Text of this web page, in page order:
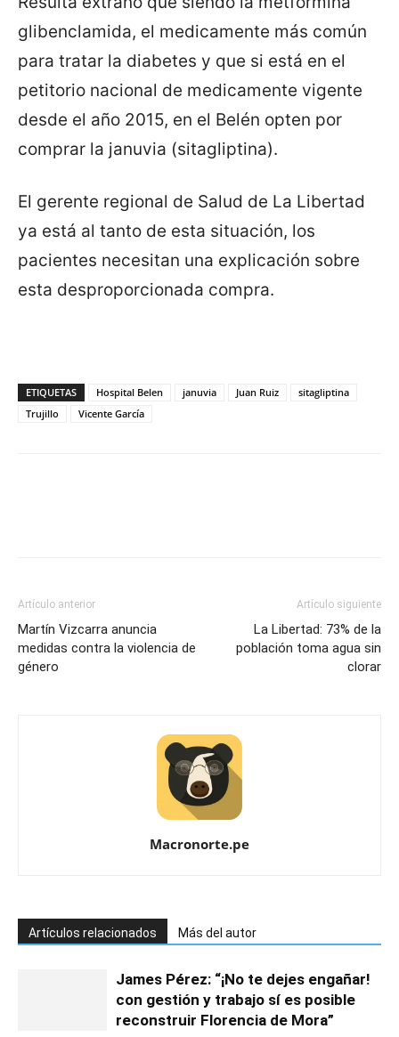
glibenclamida, el medicamente más común
para tratar la diabetes y que si está en el
petitorio nacional de medicamente vigente
desde el año 2015, en el Belén opten por
comprar la januvia (sitagliptina).
El gerente regional de Salud de La Libertad
ya está al tanto de esta situación, los
pacientes necesitan una explicación sobre
esta desproporcionada compra.
ETIQUETAS Hospital Belen januvia Juan Ruiz
sitagliptina
Trujillo
Vicente García
Artículo anterior
Martín Vizcarra anuncia
medidas contra la violencia de
género
Artículo siguiente
La Libertad: 73% de la
población toma agua sin
clorar
Macronorte.pe
Artículos relacionados Más del autor
James Pérez: “¡No te dejes engañar!
con gestión y trabajo sí es posible
reconstruir Florencia de Mora”